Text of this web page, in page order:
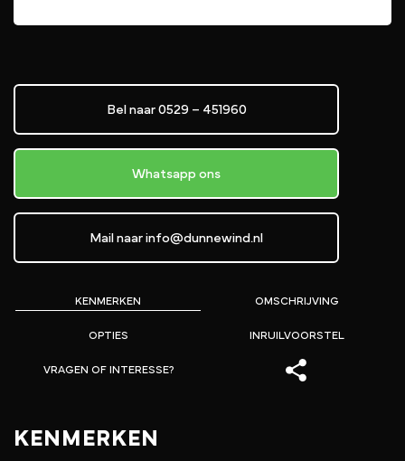
KENMERKEN OMSCHRIJVING
OPTIES INRUILVOORSTEL
VRAGEN OF INTERESSE?
KENMERKEN
Bel naar 0529 – 451960
Whatsapp ons
Mail naar info@dunnewind.nl